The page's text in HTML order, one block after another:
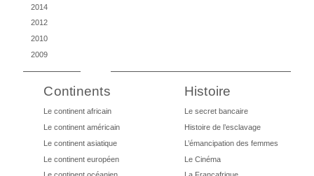
2014
2012
2010
2009
Continents
Le continent africain
Le continent américain
Le continent asiatique
Le continent européen
Histoire
Le secret bancaire
Histoire de l’esclavage
L’émancipation des femmes
Le Cinéma